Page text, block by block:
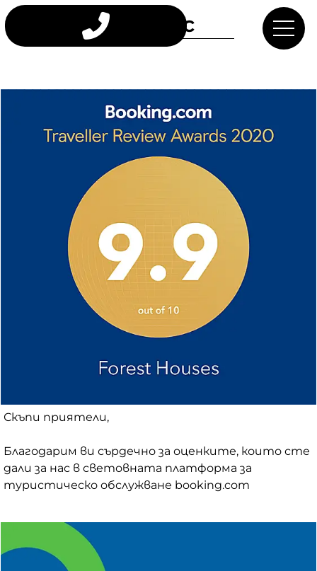
За нас
Скъпи приятели,
Благодарим ви сърдечно за оценките, които сте
дали за нас в световната платформа за
туристическо обслужване booking.com